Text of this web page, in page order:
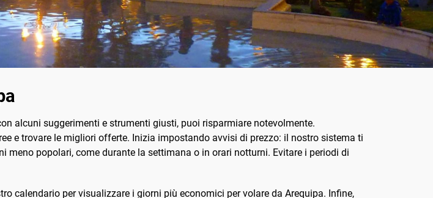
alcuni suggerimenti e strumenti giusti, puoi risparmiare notevolmente.
e trovare le migliori offerte. Inizia impostando avvisi di prezzo: il nostro sistema ti
meno popolari, come durante la settimana o in orari notturni. Evitare i periodi di
calendario per visualizzare i giorni più economici per volare da Arequipa. Infine,